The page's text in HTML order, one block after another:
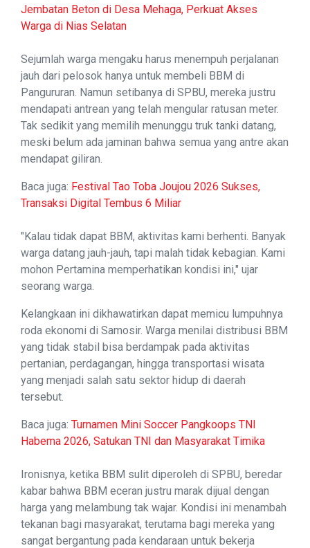
Jembatan Beton di Desa Mehaga, Perkuat Akses
Warga di Nias Selatan
Sejumlah warga mengaku harus menempuh perjalanan
jauh dari pelosok hanya untuk membeli BBM di
Pangururan. Namun setibanya di SPBU, mereka justru
mendapati antrean yang telah mengular ratusan meter.
Tak sedikit yang memilih menunggu truk tanki datang,
meski belum ada jaminan bahwa semua yang antre akan
mendapat giliran.
Baca juga: Festival Tao Toba Joujou 2026 Sukses,
Transaksi Digital Tembus 6 Miliar
"Kalau tidak dapat BBM, aktivitas kami berhenti. Banyak
warga datang jauh-jauh, tapi malah tidak kebagian. Kami
mohon Pertamina memperhatikan kondisi ini," ujar
seorang warga.
Kelangkaan ini dikhawatirkan dapat memicu lumpuhnya
roda ekonomi di Samosir. Warga menilai distribusi BBM
yang tidak stabil bisa berdampak pada aktivitas
pertanian, perdagangan, hingga transportasi wisata
yang menjadi salah satu sektor hidup di daerah
tersebut.
Baca juga: Turnamen Mini Soccer Pangkoops TNI
Habema 2026, Satukan TNI dan Masyarakat Timika
Ironisnya, ketika BBM sulit diperoleh di SPBU, beredar
kabar bahwa BBM eceran justru marak dijual dengan
harga yang melambung tak wajar. Kondisi ini menambah
tekanan bagi masyarakat, terutama bagi mereka yang
sangat bergantung pada kendaraan untuk bekerja